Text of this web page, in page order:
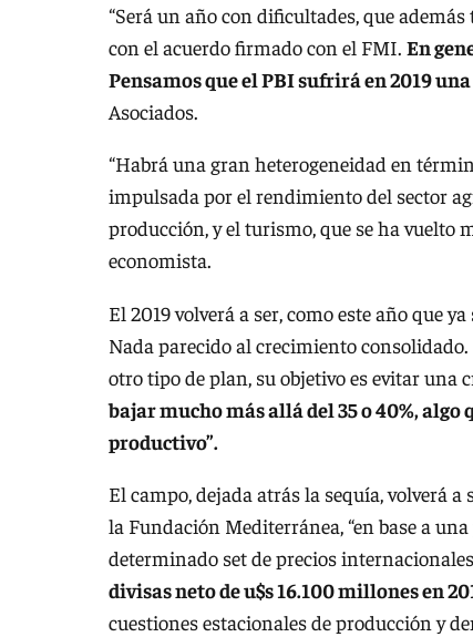
“Será un año con dificultades, que
con el acuerdo firmado con el FMI. En
Pensamos que el PBI sufrirá en 2019
Asociados.
“Habrá una gran heterogeneidad en
impulsada por el rendimiento del sector
producción, y el turismo, que se ha vuelto
economista.
El 2019 volverá a ser, como este año que
Nada parecido al crecimiento
otro tipo de plan, su objetivo es evitar una
bajar mucho más allá del 35 o 40%,
productivo”.
El campo, dejada atrás la sequía, volverá
la Fundación Mediterránea, “en base a
determinado set de precios
divisas neto de u$s 16.100 millones en
cuestiones estacionales de producción y